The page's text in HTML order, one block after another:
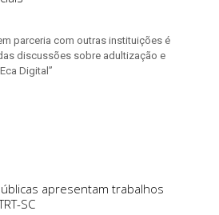
parceria com outras instituições é
discussões sobre adultização e
Digital”
apresentam trabalhos
SC